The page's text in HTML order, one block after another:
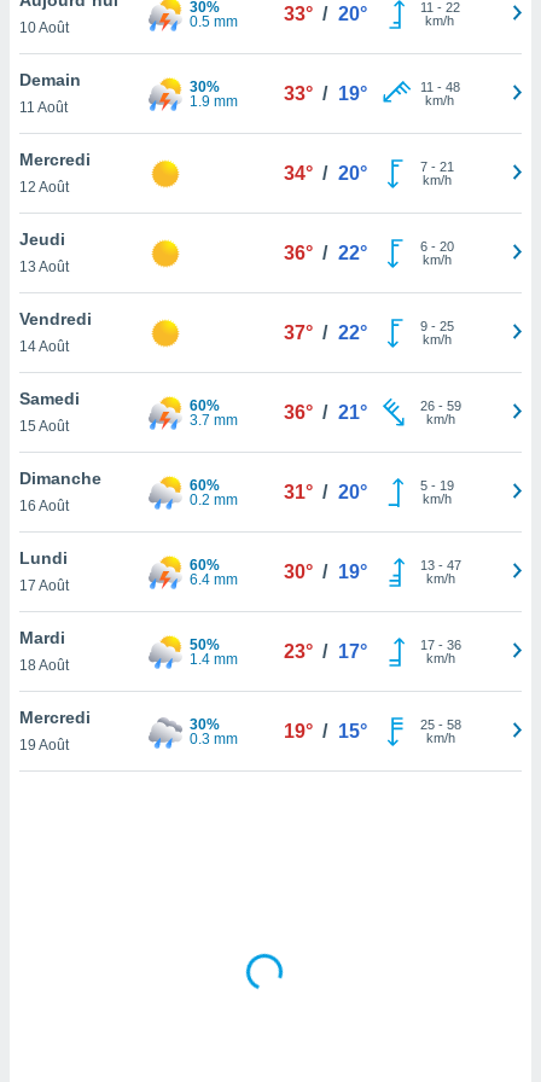
et
»,
au
vous
qu'ils
ou
le
ainsi
un
la
du
en
de
10 Août
30%
0.5 mm
33° / 20° 11 - 22
km/h
Demain
11 Août
30%
1.9 mm
33° / 19° 11 - 48
km/h
Mercredi
12 Août
34° / 20° 7- 21
km/h
Jeudi
13 Août
36° / 22° 6- 20
km/h
Vendredi
14 Août
37° / 22° 9- 25
km/h
Samedi
15 Août
60%
3.7 mm
36° / 21° 26- 59
km/h
Dimanche
16 Août
60%
0.2 mm
31° / 20° 5- 19
km/h
Lundi
17 Août
60%
6.4 mm
30° / 19° 13- 47
km/h
Mardi
18 Août
50%
1.4 mm
23° / 17° 17- 36
km/h
Mercredi
19 Août
30%
0.3 mm
19° / 15° 25- 58
km/h